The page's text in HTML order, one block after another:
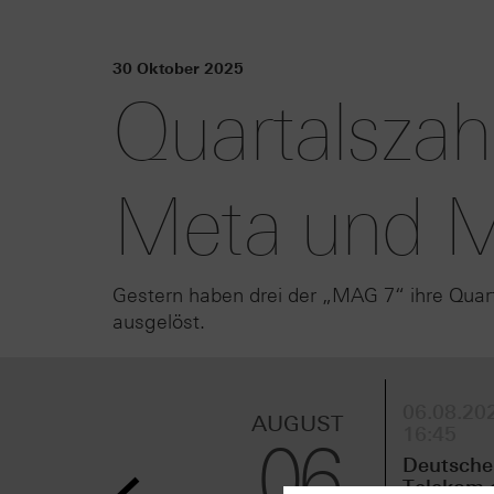
30 Oktober 2025
Meta und
Gestern haben drei der „MAG 7“ ihre
ausgelöst.
AUGUST
Deutsche
Telekom